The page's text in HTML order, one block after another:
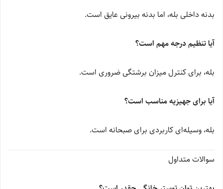
بدنه داخلی بله، اما بدنه بیرونی عایق است.
آیا تنظیم درجه مهم است؟
بله، برای کنترل میزان برشتگی ضروری است.
آیا برای جهیزیه مناسب است؟
بله، وسیله‌ای کاربردی برای صبحانه است.
سوالات متداول